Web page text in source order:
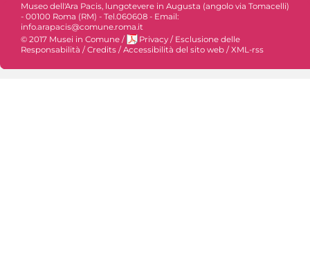
Museo dell'Ara Pacis, lungotevere in Augusta (angolo via Tomacelli)
- 00100 Roma (RM) - Tel.060608 - Email:
info.arapacis@comune.roma.it
© 2017 Musei in Comune / Privacy / Esclusione delle
Responsabilità / Credits / Accessibilità del sito web / XML-rss